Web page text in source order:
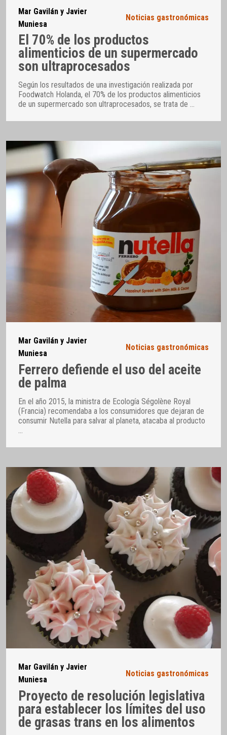
Mar Gavilán y Javier
Muniesa
Noticias gastronómicas
El 70% de los productos
alimenticios de un supermercado
son ultraprocesados
Según los resultados de una investigación realizada por
Foodwatch Holanda, el 70% de los productos alimenticios
de un supermercado son ultraprocesados, se trata de …
Mar Gavilán y Javier
Muniesa
Noticias gastronómicas
Ferrero defiende el uso del aceite
de palma
En el año 2015, la ministra de Ecología Ségolène Royal
(Francia) recomendaba a los consumidores que dejaran de
consumir Nutella para salvar al planeta, atacaba al producto
…
Mar Gavilán y Javier
Muniesa
Noticias gastronómicas
Proyecto de resolución legislativa
para establecer los límites del uso
de grasas trans en los alimentos